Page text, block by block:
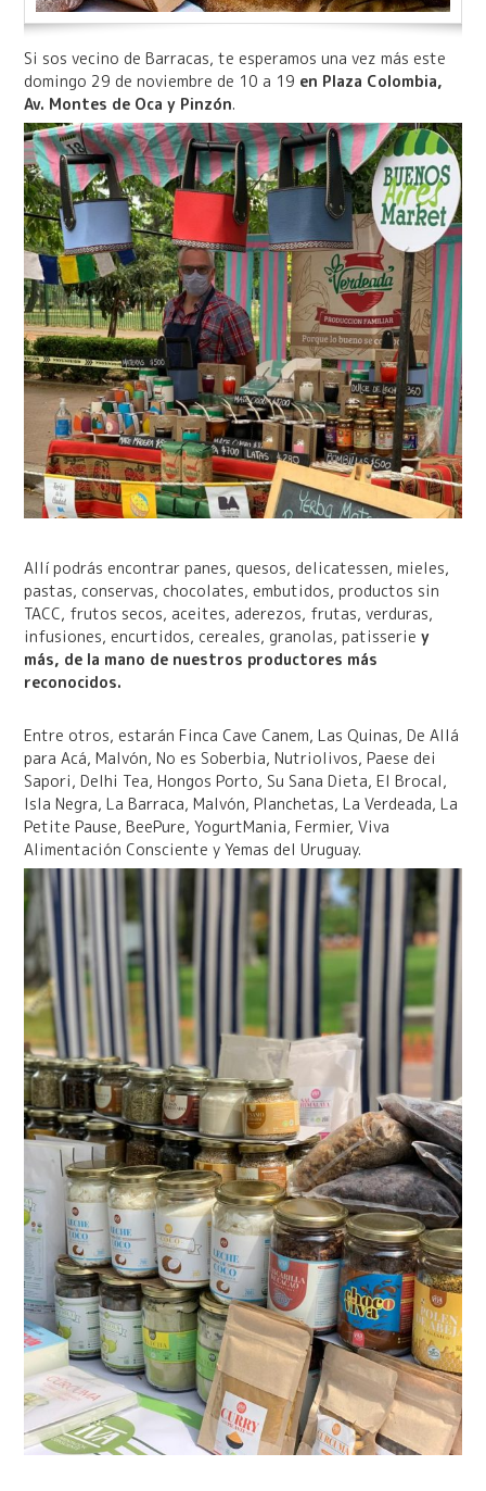
Si sos vecino de Barracas, te esperamos una vez más este
domingo 29 de noviembre de 10 a 19 en Plaza Colombia,
Av. Montes de Oca y Pinzón.
Allí podrás encontrar panes, quesos, delicatessen, mieles,
pastas, conservas, chocolates, embutidos, productos sin
TACC, frutos secos, aceites, aderezos, frutas, verduras,
infusiones, encurtidos, cereales, granolas, patisserie y
más, de la mano de nuestros productores más
reconocidos.
Entre otros, estarán Finca Cave Canem, Las Quinas, De Allá
para Acá, Malvón, No es Soberbia, Nutriolivos, Paese dei
Sapori, Delhi Tea, Hongos Porto, Su Sana Dieta, El Brocal,
Isla Negra, La Barraca, Malvón, Planchetas, La Verdeada, La
Petite Pause, BeePure, YogurtMania, Fermier, Viva
Alimentación Consciente y Yemas del Uruguay.